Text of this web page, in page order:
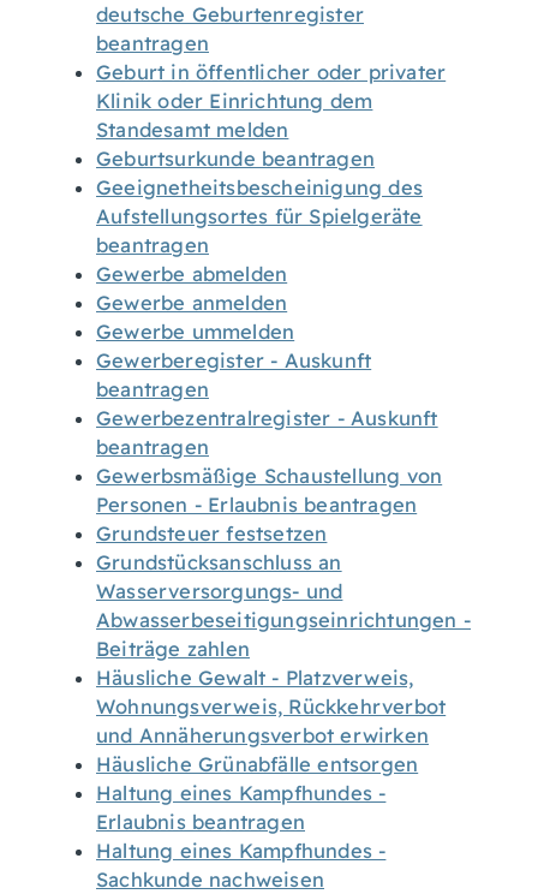
deutsche Geburtenregister
beantragen
Geburt in öffentlicher oder privater
Klinik oder Einrichtung dem
Standesamt melden
Geburtsurkunde beantragen
Geeignetheitsbescheinigung des
Aufstellungsortes für Spielgeräte
beantragen
Gewerbe abmelden
Gewerbe anmelden
Gewerbe ummelden
Gewerberegister - Auskunft
beantragen
Gewerbezentralregister - Auskunft
beantragen
Gewerbsmäßige Schaustellung von
Personen - Erlaubnis beantragen
Grundsteuer festsetzen
Grundstücksanschluss an
Wasserversorgungs- und
Abwasserbeseitigungseinrichtungen -
Beiträge zahlen
Häusliche Gewalt - Platzverweis,
Wohnungsverweis, Rückkehrverbot
und Annäherungsverbot erwirken
Häusliche Grünabfälle entsorgen
Haltung eines Kampfhundes -
Erlaubnis beantragen
Haltung eines Kampfhundes -
Sachkunde nachweisen